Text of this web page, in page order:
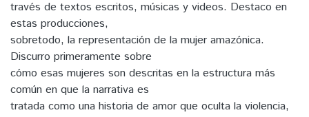
través de textos escritos, músicas y videos. Destaco en
estas producciones,
sobretodo, la representación de la mujer amazónica.
Discurro primeramente sobre
cómo esas mujeres son descritas en la estructura más
común en que la narrativa es
tratada como una historia de amor que oculta la violencia,